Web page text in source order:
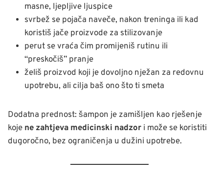
masne, ljepljive ljuspice
svrbež se pojača naveče, nakon treninga ili kad
koristiš jače proizvode za stilizovanje
perut se vraća čim promijeniš rutinu ili
“preskočiš” pranje
želiš proizvod koji je dovoljno nježan za redovnu
upotrebu, ali cilja baš ono što ti smeta
Dodatna prednost: šampon je zamišljen kao rješenje
koje ne zahtjeva medicinski nadzor i može se koristiti
dugoročno, bez ograničenja u dužini upotrebe.